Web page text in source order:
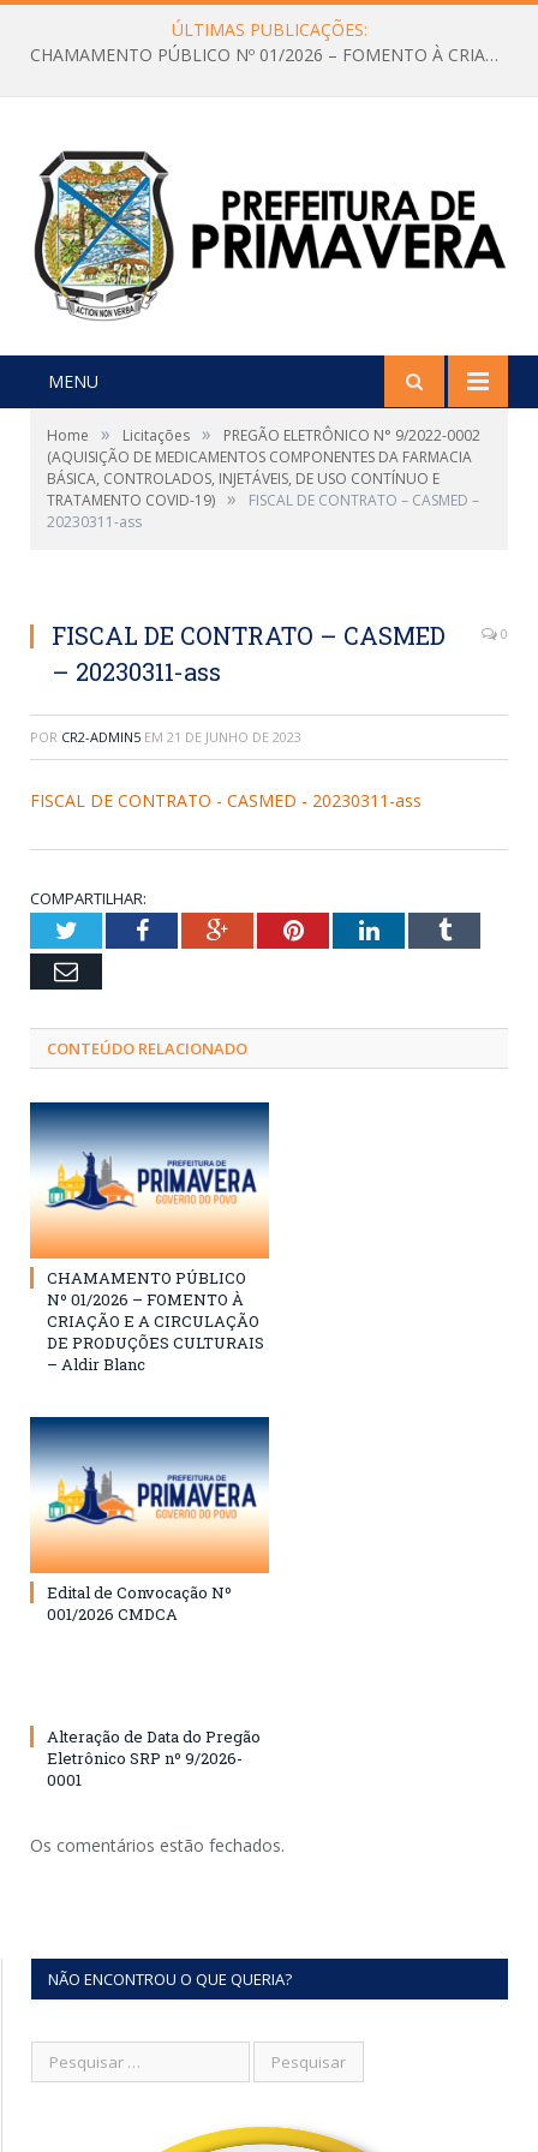
ÚLTIMAS PUBLICAÇÕES:
CHAMAMENTO PÚBLICO Nº 01/2026 – FOMENTO À CRIAÇÃO E A CIRCULAÇÃO DE PRODUÇÕES CULTURAIS – Aldir Blanc
MENU
Home » Licitações »
PREGÃO ELETRÔNICO N° 9/2022-0002
(AQUISIÇÃO DE MEDICAMENTOS COMPONENTES DA FARMACIA
BÁSICA, CONTROLADOS, INJETÁVEIS, DE USO CONTÍNUO E
TRATAMENTO COVID-19) »
FISCAL DE CONTRATO – CASMED –
20230311-ass
FISCAL DE CONTRATO – CASMED
– 20230311-ass
0
POR CR2-ADMIN5 EM 21 DE JUNHO DE 2023
FISCAL DE CONTRATO - CASMED - 20230311-ass
COMPARTILHAR:
TwitterFacebookGoogle+PinterestLinkedInTumblr
Email
CONTEÚDO RELACIONADO
CHAMAMENTO PÚBLICO
Nº 01/2026 – FOMENTO À
CRIAÇÃO E A CIRCULAÇÃO
DE PRODUÇÕES CULTURAIS
– Aldir Blanc
Edital de Convocação Nº
001/2026 CMDCA
Alteração de Data do Pregão
Eletrônico SRP nº 9/2026-
0001
Os comentários estão fechados.
NÃO ENCONTROU O QUE QUERIA?